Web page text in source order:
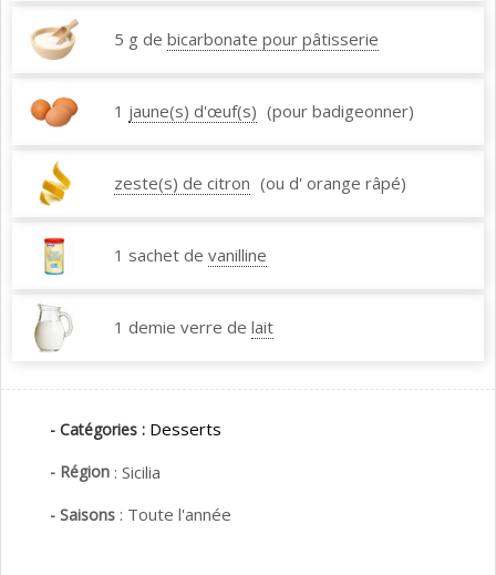
5 g de bicarbonate pour pâtisserie
1 jaune(s) d'œuf(s) (pour badigeonner)
zeste(s) de citron (ou d' orange râpé)
1 sachet de vanilline
1 demie verre de lait
- Catégories : Desserts
- Région : Sicilia
- Saisons : Toute l'année